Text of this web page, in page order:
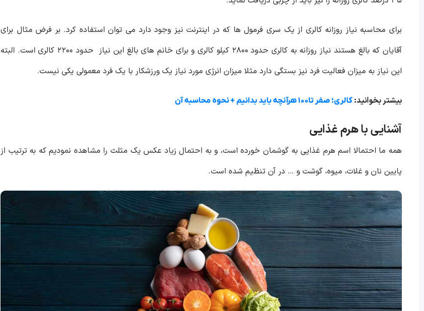
برای محاسبه نیاز روزانه کالری از یک سری فرمول ها که در اینترنت نیز وجود دارد می توان استفاده کرد. بر فرض مثال برای
آقایان که بالغ هستند نیاز روزانه به کالری حدود ۲۸۰۰ کیلو کالری و برای خانم های بالغ این نیاز حدود ۲۲۰۰ کالری است. البته
این‌ نیاز به میزان فعالیت فرد نیز بستگی دارد مثلا میزان انرژی مورد نیاز یک ورزشکار با یک فرد معمولی یکی نیست.
بیشتر بخوانید: کالری؛ صفر تا۱۰۰ هرآنچه باید بدانیم + نحوه محاسبه آن
آشنایی با هرم غذایی
همه ما احتمالا اسم هرم غذایی به گوشمان خورده است، و به احتمال زیاد عکس یک مثلث را مشاهده نمودیم که به ترتیب از
پایین نان و غلات، میوه، گوشت و … در آن تنظیم شده است.